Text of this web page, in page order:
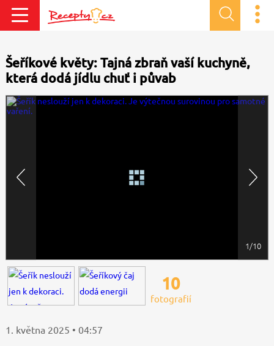
Šeříkové květy: Tajná zbraň vaší kuchyně,
která dodá jídlu chuť i půvab
1/10
10
fotografií
1. května 2025 • 04:57